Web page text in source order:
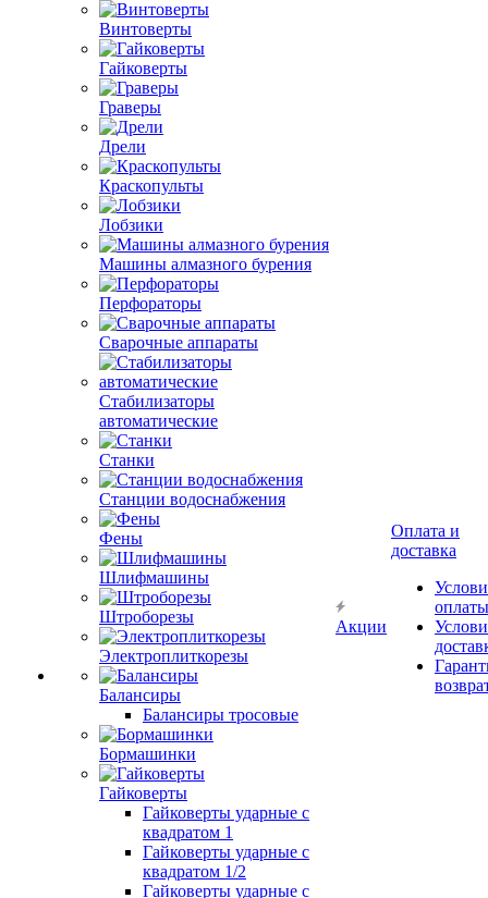
Винтоверты
Гайковерты
Граверы
Дрели
Краскопульты
Лобзики
Машины алмазного бурения
Перфораторы
Сварочные аппараты
Стабилизаторы
автоматические
Станки
Станции водоснабжения
Фены
Шлифмашины
Штроборезы
Электроплиткорезы
Балансиры
Балансиры тросовые
Бормашинки
Гайковерты
Гайковерты ударные с
квадратом 1
Гайковерты ударные с
квадратом 1/2
Гайковерты ударные с
Акции
Оплата и
доставка
оплаты